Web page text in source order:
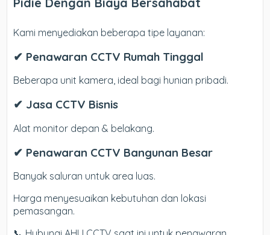
Kami menyediakan beberapa tipe layanan:
✔ Penawaran CCTV Rumah Tinggal
Beberapa unit kamera, ideal bagi hunian pribadi.
✔ Jasa CCTV Bisnis
Alat monitor depan & belakang.
✔ Penawaran CCTV Bangunan Besar
Banyak saluran untuk area luas.
Harga menyesuaikan kebutuhan dan lokasi
pemasangan.